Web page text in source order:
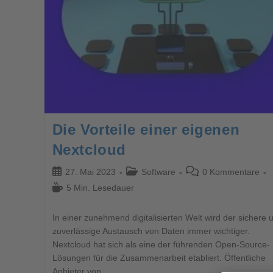
Die Vorteile einer eigenen
Nextcloud
27. Mai 2023 Software
0 Kommentare
5 Min. Lesedauer
In einer zunehmend digitalisierten Welt wird der sichere
zuverlässige Austausch von Daten immer wichtiger.
Nextcloud hat sich als eine der führenden Open-Source-
Lösungen für die Zusammenarbeit etabliert. Öffentliche